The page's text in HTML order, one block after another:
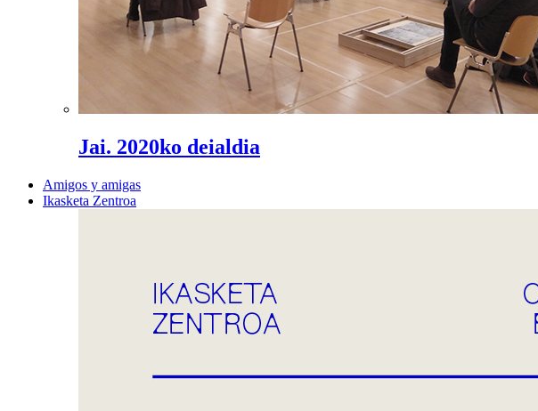
Jai. 2020ko deialdia
Amigos y amigas
Ikasketa Zentroa